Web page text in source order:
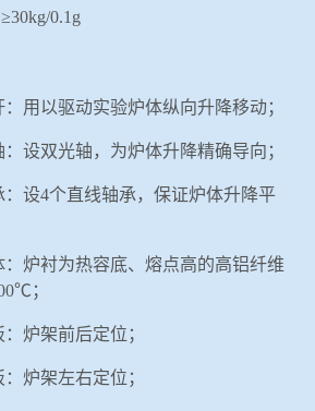
30kg/0.1g
：用以驱动实验炉体纵向升降移动；
设双光轴，为炉体升降精确导向；
：设4个直线轴承，保证炉体升降平
：炉衬为热容底、熔点高的高铝纤维
℃；
炉架前后定位；
炉架左右定位；